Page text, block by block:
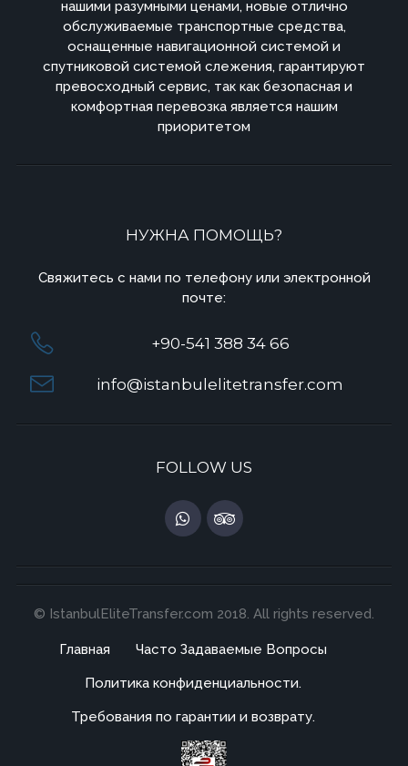
нашими разумными ценами, новые отлично
обслуживаемые транспортные средства,
оснащенные навигационной системой и
спутниковой системой слежения, гарантируют
превосходный сервис, так как безопасная и
комфортная перевозка является нашим
приоритетом
НУЖНА ПОМОЩЬ?
Свяжитесь с нами по телефону или электронной
почте:
+90-541 388 34 66
info@istanbulelitetransfer.com
FOLLOW US
© IstanbulEliteTransfer.com 2018. All rights reserved.
Главная Часто Задаваемые Вопросы
Политика конфиденциальности.
Требования по гарантии и возврату.